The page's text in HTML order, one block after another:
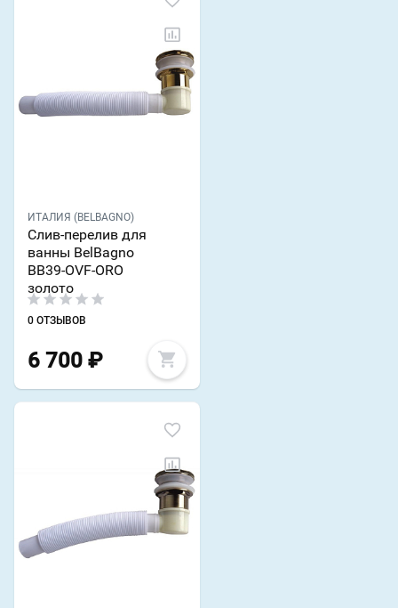
ИТАЛИЯ (BELBAGNO)
Слив-перелив для
ванны BelBagno
BB39-OVF-ORO
золото
0 ОТЗЫВОВ
6 700 ₽